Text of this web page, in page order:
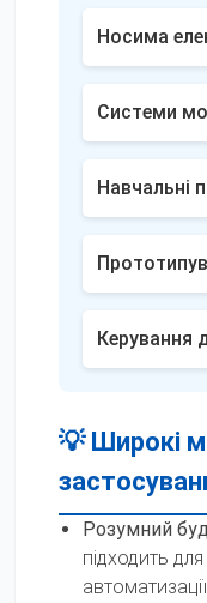
Носима
Системи
Навчальні
Керування
💡 Широкі
Розумний
підходить